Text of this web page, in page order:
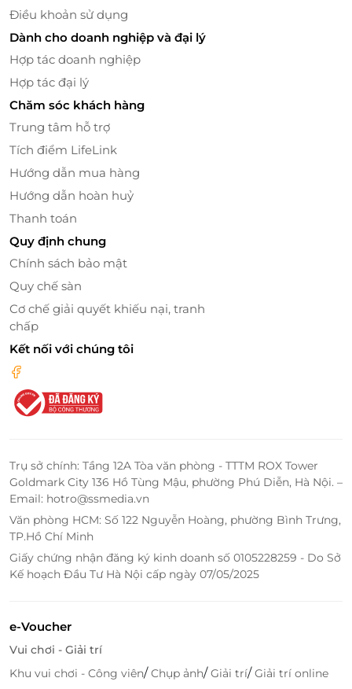
Điều khoản sử dụng
Dành cho doanh nghiệp và đại lý
Hợp tác doanh nghiệp
Hợp tác đại lý
Chăm sóc khách hàng
Trung tâm hỗ trợ
Tích điểm LifeLink
Hướng dẫn mua hàng
Hướng dẫn hoàn huỷ
Thanh toán
Quy định chung
Chính sách bảo mật
Quy chế sàn
Cơ chế giải quyết khiếu nại, tranh
chấp
Kết nối với chúng tôi
Trụ sở chính: Tầng 12A Tòa văn phòng - TTTM ROX Tower
Goldmark City 136 Hồ Tùng Mậu, phường Phú Diễn, Hà Nội. –
Email: hotro@ssmedia.vn
Văn phòng HCM: Số 122 Nguyễn Hoàng, phường Bình Trưng,
TP.Hồ Chí Minh
Giấy chứng nhận đăng ký kinh doanh số 0105228259 - Do Sở
Kế hoạch Đầu Tư Hà Nội cấp ngày 07/05/2025
e-Voucher
Vui chơi - Giải trí
Khu vui chơi - Công viên/Chụp ảnh/Giải trí/Giải trí online